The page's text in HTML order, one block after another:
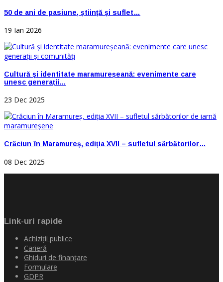
50 de ani de pasiune, știință și suflet…
19 Ian 2026
Cultură și identitate maramureșeană: evenimente care
unesc generații…
23 Dec 2025
Crăciun în Maramureș, ediția XVII – sufletul sărbătorilor…
08 Dec 2025
Link-uri rapide
Achiziţii publice
Carieră
Ghiduri de finanţare
Formulare
GDPR